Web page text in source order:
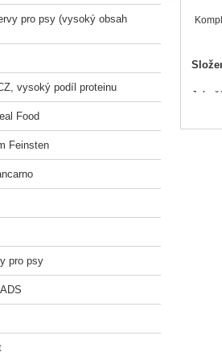
pro psy (vysoký obsah
vysoký podíl proteinu
Food
Feinsten
pro psy